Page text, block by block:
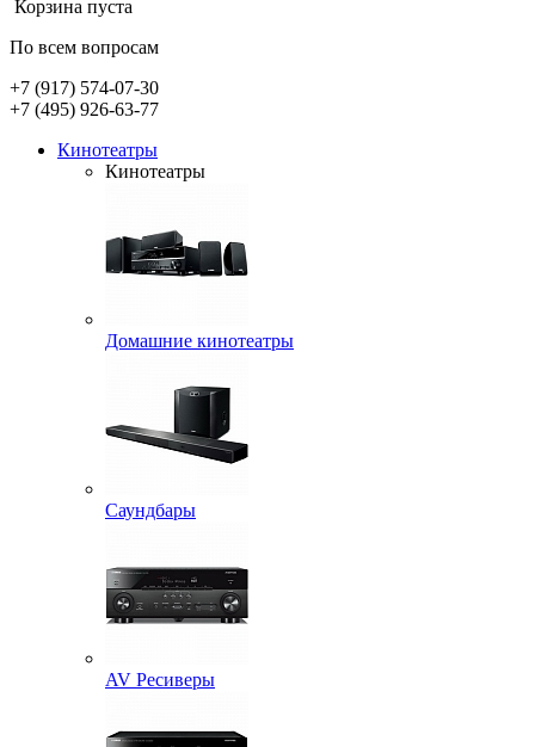
Корзина пуста
По всем вопросам
+7 (917) 574-07-30
+7 (495) 926-63-77
Кинотеатры
Кинотеатры
Домашние кинотеатры
Саундбары
AV Ресиверы